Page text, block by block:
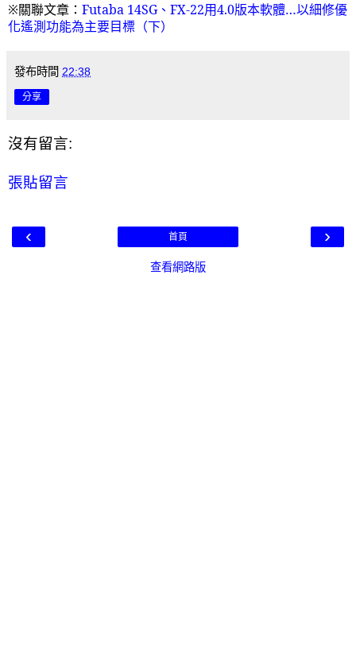
※關聯文章： Futaba 14SG、 FX-22用4.0版本軟體…以細修優
化遙測功能為主要目標（下）
發布時間 22:38
分享
沒有留言:
張貼留言
‹ ›
首頁
查看網路版